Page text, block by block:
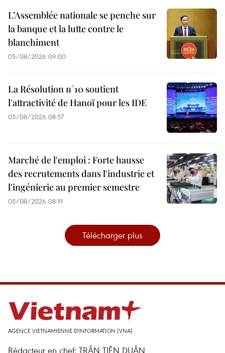
L’Assemblée nationale se penche sur
la banque et la lutte contre le
blanchiment
05/08/2026 09:00
La Résolution n°10 soutient
l'attractivité de Hanoï pour les IDE
05/08/2026 08:57
Marché de l'emploi : Forte hausse
des recrutements dans l'industrie et
l'ingénierie au premier semestre
05/08/2026 08:19
Télécharger plus
AGENCE VIETNAMIENNE D'INFORMATION (VNA)
Rédacteur en chef: TRÂN TIÊN DUÂN